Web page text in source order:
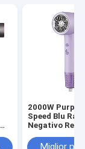
2000W Purple
Speed Blu Ray
Negativo
Temperatura